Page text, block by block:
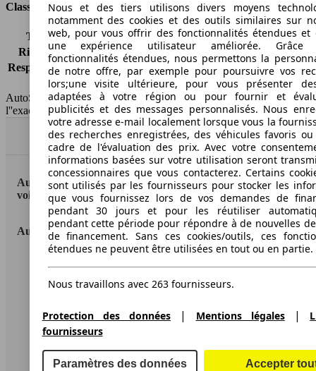
Classes d'assurance
Tous risques
-
Risques partiels
-
Responsabilité civile -
HSN/TSN
MVW53x3Dxxxx/n.c.
AutoScout24 France SAS décline toute responsabilité concernant
l''exactitude des indications fournies.
Haut
AutoScout24: la plus grande plateforme en ligne de
voitures en Europe
AutoScout24
Conditions d'utilisation
Informations légales
Protection des données
Accessibility Statement
Nous et des tiers utilisons divers moyens
notamment des cookies et des outils similaires sur
web, pour vous offrir des fonctionnalités étendues et
une expérience utilisateur améliorée.
fonctionnalités étendues, nous permettons la
de notre offre, par exemple pour poursuivre vos
lors;une visite ultérieure, pour vous présenter
adaptées à votre région ou pour fournir et
publicités et des messages personnalisés. Nous
votre adresse e-mail localement lorsque vous la
des recherches enregistrées, des véhicules favoris
cadre de l'évaluation des prix. Avec votre
informations basées sur votre utilisation seront
concessionnaires que vous contacterez. Certains
sont utilisés par les fournisseurs pour stocker les
que vous fournissez lors de vos demandes de
pendant 30 jours et pour les réutiliser
pendant cette période pour répondre à de nouvelles
de financement. Sans ces cookies/outils, ces
étendues ne peuvent être utilisées en tout ou en partie.
Nous travaillons avec 263 fournisseurs.
Protection des données | Mentions légales|
fournisseurs
Paramètres des données Accepter